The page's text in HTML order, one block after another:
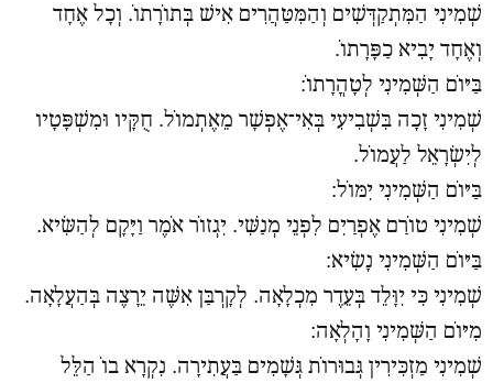
שְׁמִינִי הַמִּתְקַדְּשִׁים וְהַמִּטַּהֲרִים אִישׁ בְּתוֹרָתוֹ. וְכָל אֶחָד
וְאֶחָד יָבִיא כַפָּרָתוֹ.
בַּיּוֹם הַשְּׁמִינִי לְטָהֳרָתוֹ:
שְׁמִינִי זָכָה בִּשְׁבִיעִי בְּאִי־אֶפְשָׁר מֵאֶתְמוֹל. חֻקָּיו וּמִשְׁפָּטָיו
לְיִשְׂרָאֵל לַעֲמוֹל.
בַּיּוֹם הַשְּׁמִינִי יִמּוֹל:
שְׁמִינִי טוֹרַם אֶפְרַיִם לִפְנֵי מְנַשִּׁי. יִגְזוֹר אֹמֶר וַיָּקָם לְהַשִּׂיא.
בַּיּוֹם הַשְּׁמִינִי נָשִׂיא:
שְׁמִינִי כִּי יִוָּלֵד בְּעֵדֶר מִכְלָאָה. לְקָרְבַּן אִשֶּׁה יֵרָצֶה בְּהַעֲלָאָה.
מִיּוֹם הַשְּׁמִינִי וָהָלְאָה:
שְׁמִינִי מַזְכִּירִין גְּבוּרוֹת גְּשָׁמִים בַּעֲתִירָה. נִקְרָא בוֹ הַלֵּל